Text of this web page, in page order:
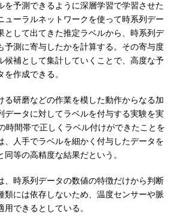
を予測できるように深層学習で学習させた
ューラルネットワークを使って時系列デー
として出てきた推定ラベルから、時系列デ
予測に寄与したかを計算する。その寄与度
候補として集計していくことで、高度な予
作成できる。
研磨などの作業を模した動作からなる加
データに対してラベルを付与する実験を実
時間帯で正しくラベル付けができたことを
、人手でラベルを細かく付与したデータを
等の高精度な結果だという。
時系列データの数値の特徴だけから判断
類には依存しないため、温度センサーや脈
できるとしている。